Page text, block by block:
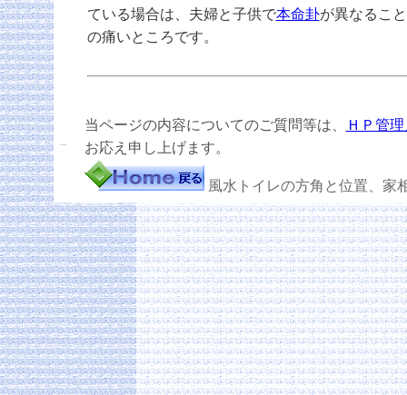
ている場合は、夫婦と子供で本命卦が異なるこ
の痛いところです。
－
当ページの内容についてのご質問等は、
ＨＰ管
お応え申し上げます。
風水トイレの方角と位置、家